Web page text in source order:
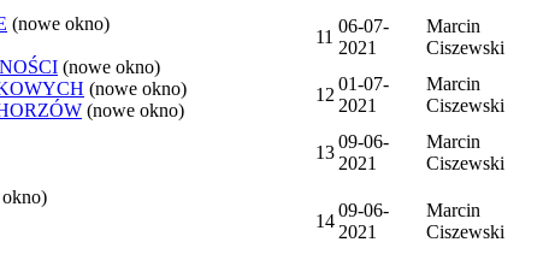
(nowe okno)
(nowe okno)
(nowe okno)
(nowe okno)
11
06-07-
2021
Marcin
Ciszewski
12
01-07-
2021
Marcin
Ciszewski
13
09-06-
2021
Marcin
Ciszewski
14
09-06-
2021
Marcin
Ciszewski